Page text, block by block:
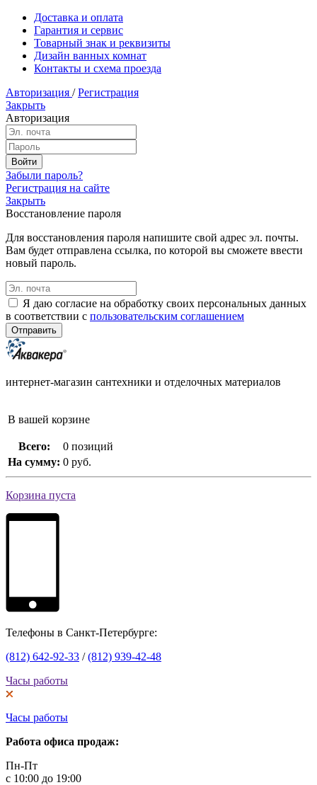
Доставка и оплата
Гарантия и сервис
Товарный знак и реквизиты
Дизайн ванных комнат
Контакты и схема проезда
Авторизация / Регистрация
Закрыть
Авторизация
Забыли пароль?
Регистрация на сайте
Закрыть
Восстановление пароля
Для восстановления пароля напишите свой адрес эл. почты.
Вам будет отправлена ссылка, по которой вы сможете ввести
новый пароль.
Я даю согласие на обработку своих персональных данных
в соответствии с пользовательским соглашением
интернет-магазин сантехники и отделочных материалов
В вашей корзине
Всего:
0 позиций
На сумму: 0 руб.
Корзина пуста
Телефоны в Санкт-Петербурге:
(812) 642-92-33 /(812) 939-42-48
Часы работы
Часы работы
Работа офиса продаж:
Пн-Пт
с 10:00 до 19:00